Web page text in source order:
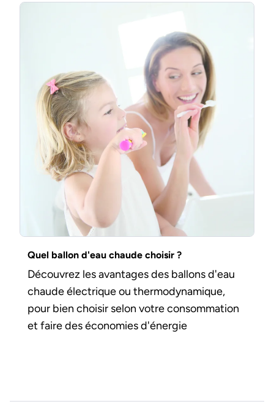
Quel ballon d'eau chaude choisir ?
Découvrez les avantages des ballons d'eau
chaude électrique ou thermodynamique,
pour bien choisir selon votre consommation
et faire des économies d'énergie